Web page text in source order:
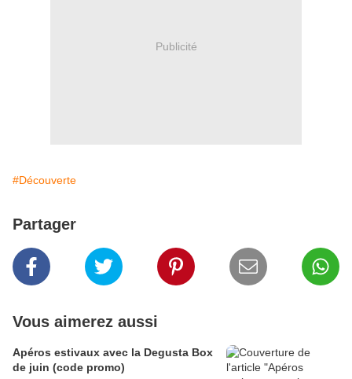
Publicité
#Découverte
Partager
Vous aimerez aussi
Apéros estivaux avec la Degusta Box
de juin (code promo)